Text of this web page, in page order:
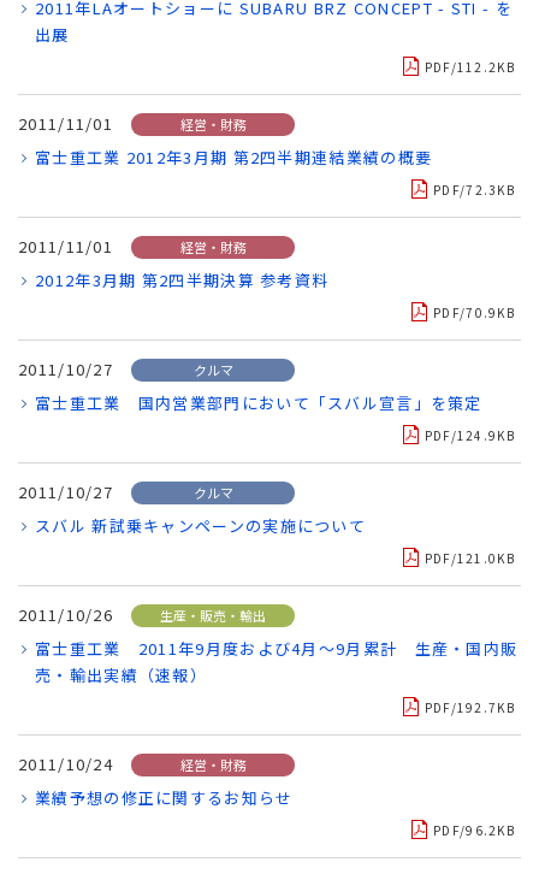
2011年LAオートショーに SUBARU BRZ CONCEPT - STI - を
出展
PDF/112.2KB
2011/11/01 経営・財務
富士重工業 2012年3月期 第2四半期連結業績の概要
PDF/72.3KB
2011/11/01 経営・財務
2012年3月期 第2四半期決算 参考資料
PDF/70.9KB
2011/10/27 クルマ
富士重工業 国内営業部門において「スバル宣言」を策定
PDF/124.9KB
2011/10/27 クルマ
スバル 新試乗キャンペーンの実施について
PDF/121.0KB
2011/10/26 生産・販売・輸出
富士重工業 2011年9月度および4月～9月累計 生産・国内販
売・輸出実績（速報）
PDF/192.7KB
2011/10/24 経営・財務
業績予想の修正に関するお知らせ
PDF/96.2KB